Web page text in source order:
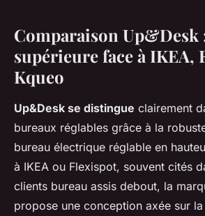
Comparaison Up&Desk
supérieure face à IKEA,
Kqueo
Up&Desk se distingue clairement
bureaux réglables grâce à la
bureau électrique réglable en
à IKEA ou Flexispot, souvent cités
clients bureau assis debout, la
propose une conception axée sur